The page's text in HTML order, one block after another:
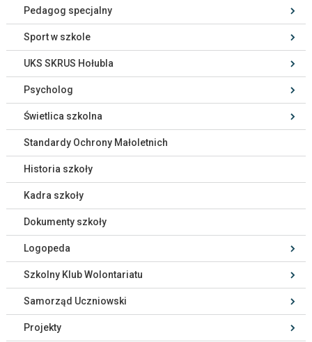
Pedagog specjalny
Sport w szkole
UKS SKRUS Hołubla
Psycholog
Świetlica szkolna
Standardy Ochrony Małoletnich
Historia szkoły
Kadra szkoły
Dokumenty szkoły
Logopeda
Szkolny Klub Wolontariatu
Samorząd Uczniowski
Projekty